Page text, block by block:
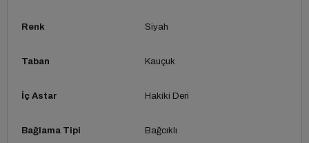
Renk Siyah
Taban Kauçuk
İç Astar Hakiki Deri
Bağlama Tipi Bağcıklı